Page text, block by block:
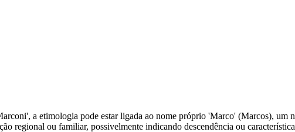
a etimologia pode estar ligada ao nome próprio 'Marco' (Marcos), um
regional ou familiar, possivelmente indicando descendência ou